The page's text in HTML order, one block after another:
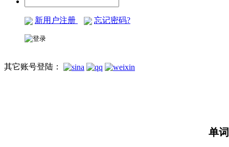
新用户注册 忘记密码?
其它账号登陆：
单